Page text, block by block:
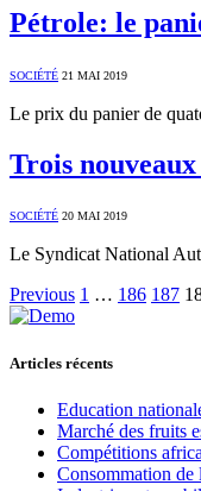
Pétrole: le
SOCIÉTÉ 21 MAI 2019
Le prix du panier de
Trois
SOCIÉTÉ 20 MAI 2019
Le Syndicat National
Previous 1 … 186 187
Articles récents
Education
Marché des fruits
Compétitions
Consommation de